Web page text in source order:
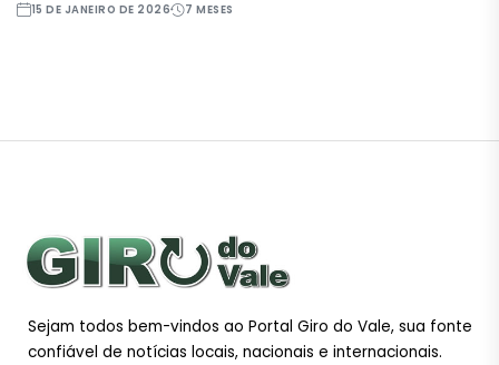
15 DE JANEIRO DE 2026 7 MESES
Sejam todos bem-vindos ao Portal Giro do Vale, sua fonte
confiável de notícias locais, nacionais e internacionais.